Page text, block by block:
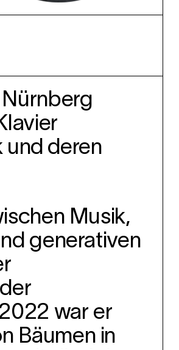
Nürnberg
und deren
Musik,
generativen
war er
Bäumen in